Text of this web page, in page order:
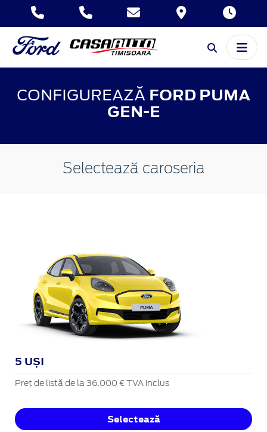
CONFIGUREAZĂ FORD PUMA
GEN-E
Selectează caroseria
5 UȘI
Preț de listă de la 36.000 € TVA inclus
Selectează